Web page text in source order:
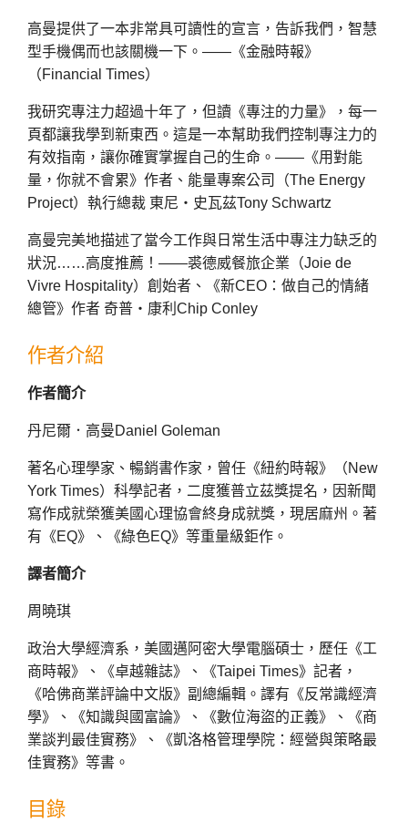
高曼提供了一本非常具可讀性的宣言，告訴我們，智慧
型手機偶而也該關機一下。——《金融時報》
（Financial Times）
我研究專注力超過十年了，但讀《專注的力量》，每一
頁都讓我學到新東西。這是一本幫助我們控制專注力的
有效指南，讓你確實掌握自己的生命。——《用對能
量，你就不會累》作者、能量專案公司（The Energy
Project）執行總裁 東尼・史瓦茲Tony Schwartz
高曼完美地描述了當今工作與日常生活中專注力缺乏的
狀況……高度推薦！——裘德威餐旅企業（Joie de
Vivre Hospitality）創始者、《新CEO：做自己的情緒
總管》作者 奇普・康利Chip Conley
作者介紹
作者簡介
丹尼爾．高曼Daniel Goleman
著名心理學家、暢銷書作家，曾任《紐約時報》（New
York Times）科學記者，二度獲普立茲獎提名，因新聞
寫作成就榮獲美國心理協會終身成就獎，現居麻州。著
有《EQ》、《綠色EQ》等重量級鉅作。
譯者簡介
周曉琪
政治大學經濟系，美國邁阿密大學電腦碩士，歷任《工
商時報》、《卓越雜誌》、《Taipei Times》記者，
《哈佛商業評論中文版》副總編輯。譯有《反常識經濟
學》、《知識與國富論》、《數位海盜的正義》、《商
業談判最佳實務》、《凱洛格管理學院：經營與策略最
佳實務》等書。
目錄